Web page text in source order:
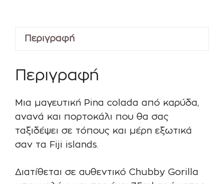
Περιγραφή
Περιγραφή
Μια μαγευτική Pina colada από καρύδα,
ανανά και πορτοκάλι που θα σας
ταξιδέψει σε τόπους και μέρη εξωτικά
σαν τα Fiji islands.
Διατίθεται σε αυθεντικό Chubby Gorilla